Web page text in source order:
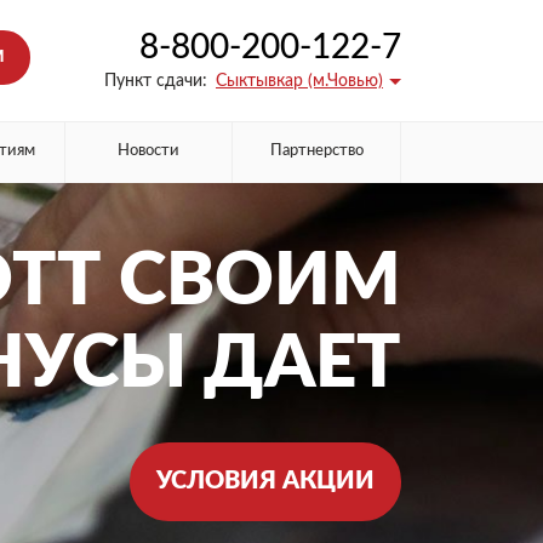
8-800-200-122-7
Пункт сдачи: Сыктывкар (м.Човью)
Новости Партнерство
СВОИМ
ДАЕТ
УСЛОВИЯ АКЦИИ